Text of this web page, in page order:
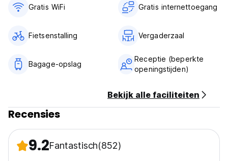
Gratis WiFi Gratis internettoegang
Fietsenstalling Vergaderzaal
Bagage-opslag
Receptie (beperkte
openingstijden)
Bekijk alle faciliteiten
Recensies
9.2Fantastisch(852)